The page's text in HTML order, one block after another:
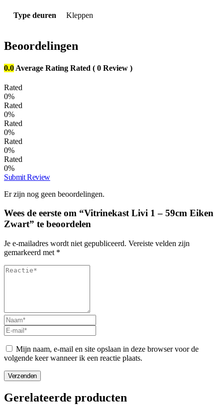
Type deuren Kleppen
Beoordelingen
0.0 Average Rating Rated ( 0 Review )
Rated
0%
Rated
0%
Rated
0%
Rated
0%
Rated
0%
Submit Review
Er zijn nog geen beoordelingen.
Wees de eerste om “Vitrinekast Livi 1 – 59cm Eiken
Zwart” te beoordelen
Je e-mailadres wordt niet gepubliceerd. Vereiste velden zijn
gemarkeerd met *
Mijn naam, e-mail en site opslaan in deze browser voor de
volgende keer wanneer ik een reactie plaats.
Verzenden
Gerelateerde producten